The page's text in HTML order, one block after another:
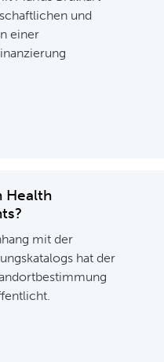
und
einer
Health
mit der
hat der